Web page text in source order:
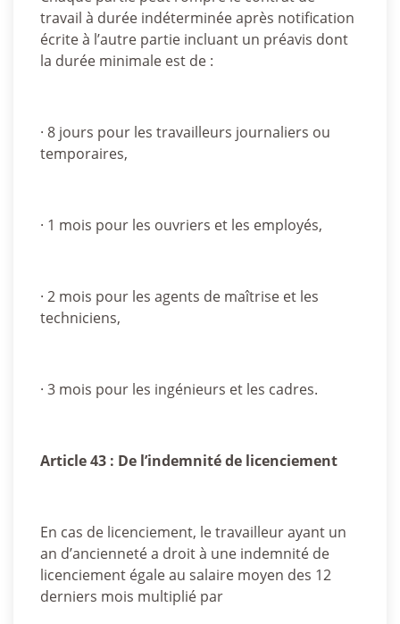
travail à durée indéterminée après notification
écrite à l’autre partie incluant un préavis dont
la durée minimale est de :
· 8 jours pour les travailleurs journaliers ou
temporaires,
· 1 mois pour les ouvriers et les employés,
· 2 mois pour les agents de maîtrise et les
techniciens,
· 3 mois pour les ingénieurs et les cadres.
Article 43 : De l’indemnité de licenciement
En cas de licenciement, le travailleur ayant un
an d’ancienneté a droit à une indemnité de
licenciement égale au salaire moyen des 12
derniers mois multiplié par